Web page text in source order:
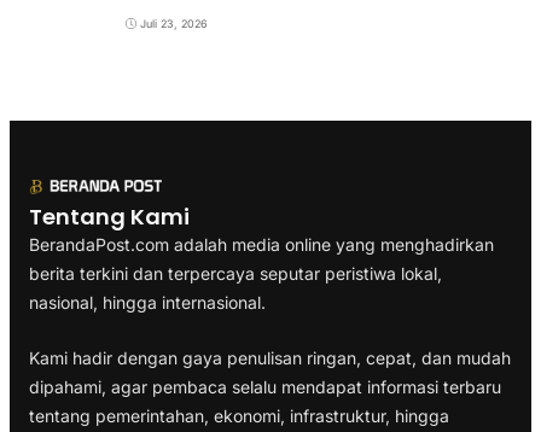
Juli 23, 2026
Tentang Kami
BerandaPost.com adalah media online yang menghadirkan
berita terkini dan terpercaya seputar peristiwa lokal,
nasional, hingga internasional.
Kami hadir dengan gaya penulisan ringan, cepat, dan mudah
dipahami, agar pembaca selalu mendapat informasi terbaru
tentang pemerintahan, ekonomi, infrastruktur, hingga